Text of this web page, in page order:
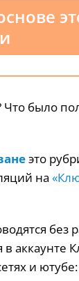
Что было
это
на
без
аккаунте
и ютубе: